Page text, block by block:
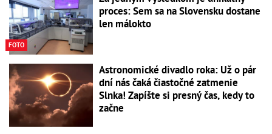
FOTO
proces: Sem sa na Slovensku dostane
len málokto
Astronomické divadlo roka: Už o pár
dní nás čaká čiastočné zatmenie
Slnka! Zapíšte si presný čas, kedy to
začne